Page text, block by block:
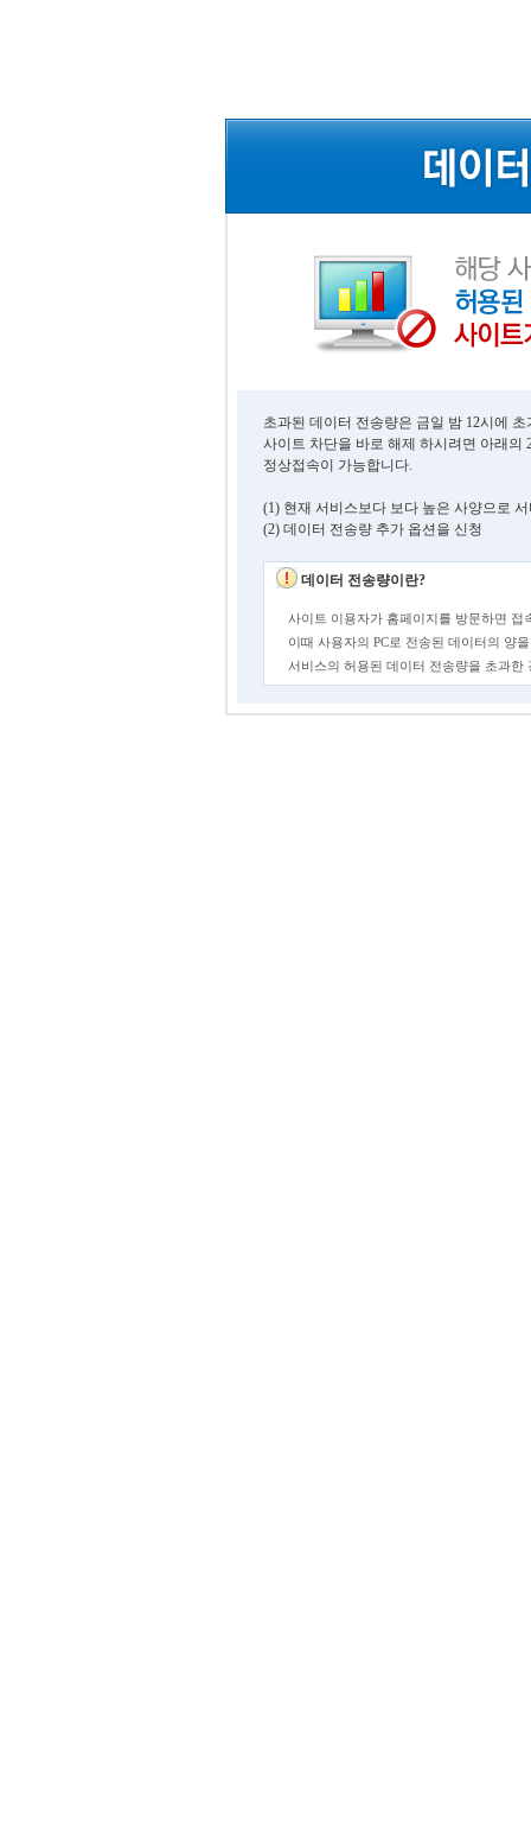
초과된 데이터 전송량은 금일 밤 12시에
사이트 차단을 바로 해제 하시려면 아래의
정상접속이 가능합니다.
(1) 현재 서비스보다 보다 높은 사양으로
(2) 데이터 전송량 추가 옵션을 신청
데이터 전송량이란?
사이트 이용자가 홈페이지를 방문하면 접
이때 사용자의 PC로 전송된 데이터의 양
서비스의 허용된 데이터 전송량을 초과